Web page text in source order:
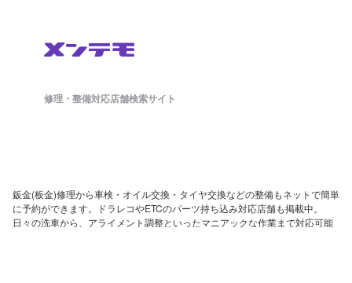
修理・整備対応店舗検索サイト
鈑金(板金)修理から車検・オイル交換・タイヤ交換などの整備もネットで簡単
に予約ができます。ドラレコやETCのパーツ持ち込み対応店舗も掲載中。
日々の洗車から、アライメント調整といったマニアックな作業まで対応可能